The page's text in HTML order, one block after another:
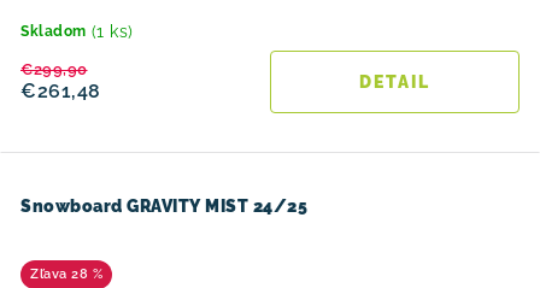
Skladom (1 ks)
€261,48
€299,90
DETAIL
Snowboard GRAVITY MIST 24/25
28 %